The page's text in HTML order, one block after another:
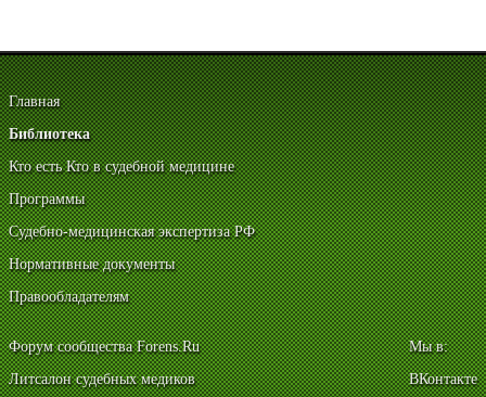
Главная
Библиотека
Кто есть Кто в судебной медицине
Программы
Судебно-медицинская экспертиза РФ
Нормативные документы
Правообладателям
Форум сообщества Forens.Ru
Литсалон судебных медиков
Мы в:
ВКонтакте